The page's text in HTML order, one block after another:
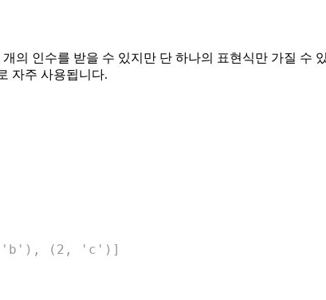
의 인수를 받을 수 있지만 단 하나의 표현식만 가질 수
자주 사용됩니다.
'b'), (2, 'c')]